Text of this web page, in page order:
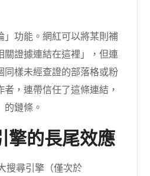
」功能。網紅可以將某則補
關證據連結在這裡」，但連
同樣未經查證的部落格或粉
，連帶信任了這條連結，
鏈條。
擎的長尾效應
搜尋引擎（僅次於